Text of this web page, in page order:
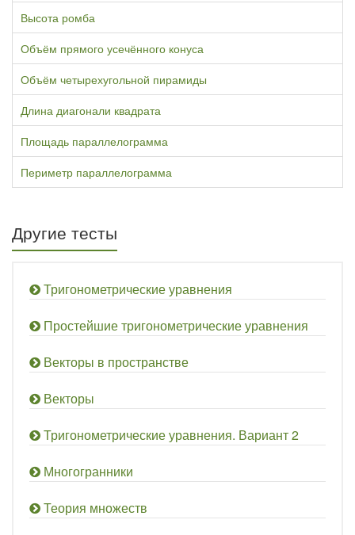
Высота ромба
Объём прямого усечённого конуса
Объём четырехугольной пирамиды
Длина диагонали квадрата
Площадь параллелограмма
Периметр параллелограмма
Другие тесты
Тригонометрические уравнения
Простейшие тригонометрические уравнения
Векторы в пространстве
Векторы
Тригонометрические уравнения. Вариант 2
Многогранники
Теория множеств